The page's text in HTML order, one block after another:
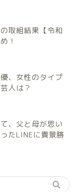
取組結果【令和
！
、女性のタイプ
人は？
、父と母が思い
たLINEに貴景勝